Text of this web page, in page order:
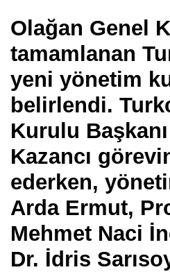
Olağan Genel
tamamlanan
yeni yönetim
belirlendi.
Kurulu
Kazancı
ederken,
Arda Ermut,
Mehmet Naci
Dr. İdris